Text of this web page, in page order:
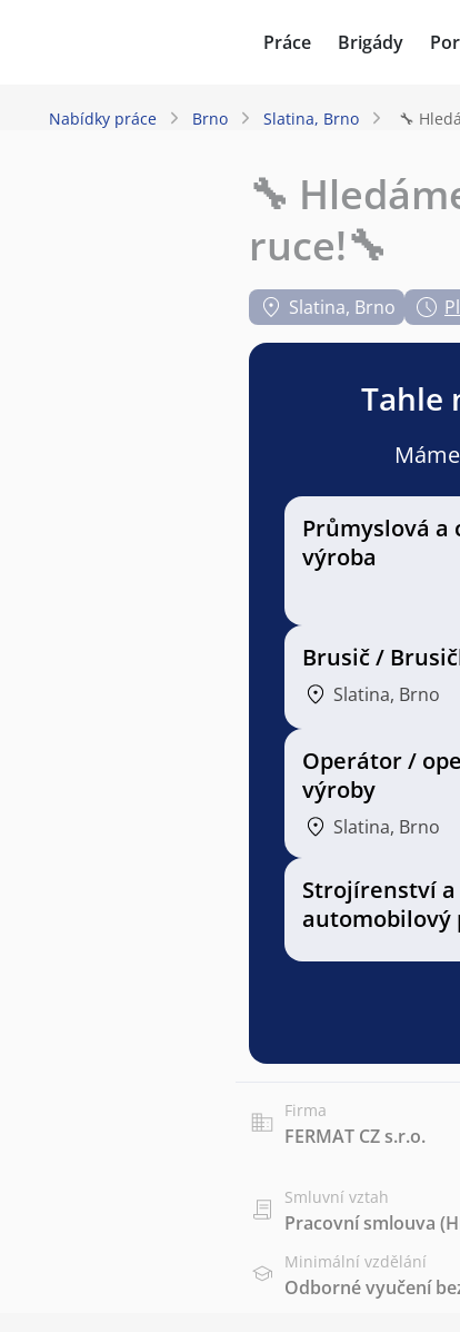
Práce Brigády
Nabídky práce Brno Slatina, Brno 🔧
🔧
ruce!🔧
Slatina, Brno
Tahle
Průmyslová a
výroba
Brusič /
Slatina, Brno
Operátor /
výroby
Slatina, Brno
Strojírenství a
automobilový
Firma
FERMAT CZ s.r.o.
Smluvní vztah
Pracovní smlouva
Minimální vzdělání
Odborné vyučení